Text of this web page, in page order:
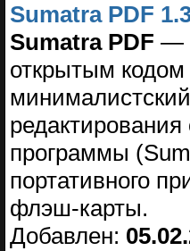
Sumatra PDF
Sumatra PDF —
открытым
программы
портативного
флэш-карты.
Добавлен: